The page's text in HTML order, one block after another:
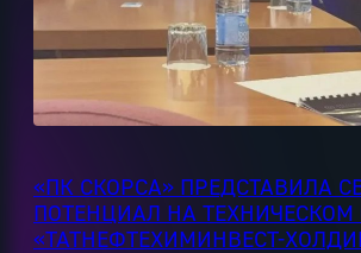
«ПК СКОРСА» ПРЕДСТАВИЛА
ПОТЕНЦИАЛ НА ТЕХНИЧЕСКОМ
«ТАТНЕФТЕХИМИНВЕСТ-